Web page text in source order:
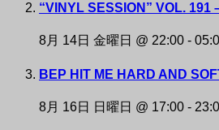
“VINYL SESSION” VOL. 191
8月 14日 金曜日 @ 22:00 -
BEP HIT ME HARD AND
8月 16日 日曜日 @ 17:00 -